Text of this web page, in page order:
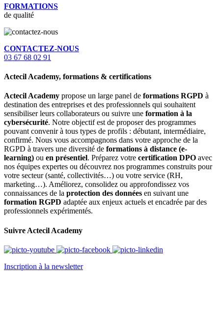
FORMATIONS
de qualité
CONTACTEZ-NOUS
03 67 68 02 91
Actecil Academy, formations & certifications
Actecil Academy propose un large panel de formations RGPD à
destination des entreprises et des professionnels qui souhaitent
sensibiliser leurs collaborateurs ou suivre une formation à la
cybersécurité. Notre objectif est de proposer des programmes
pouvant convenir à tous types de profils : débutant, intermédiaire,
confirmé. Nous vous accompagnons dans votre approche de la
RGPD à travers une diversité de formations à distance (e-
learning) ou en présentiel. Préparez votre certification DPO avec
nos équipes expertes ou découvrez nos programmes construits pour
votre secteur (santé, collectivités…) ou votre service (RH,
marketing…). Améliorez, consolidez ou approfondissez vos
connaissances de la protection des données en suivant une
formation RGPD adaptée aux enjeux actuels et encadrée par des
professionnels expérimentés.
Suivre Actecil Academy
Inscription à la newsletter